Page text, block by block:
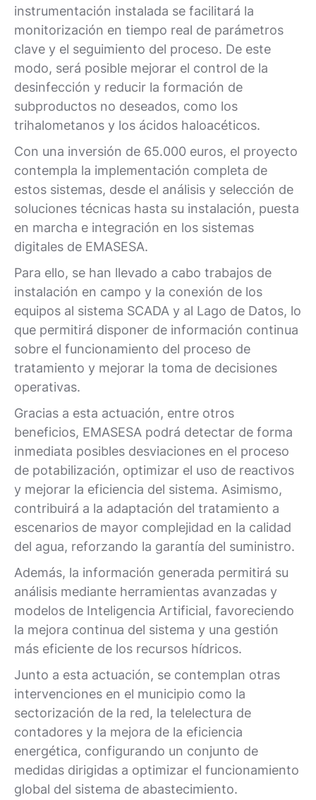
instrumentación instalada se facilitará la
monitorización en tiempo real de parámetros
clave y el seguimiento del proceso. De este
modo, será posible mejorar el control de la
desinfección y reducir la formación de
subproductos no deseados, como los
trihalometanos y los ácidos haloacéticos.
Con una inversión de 65.000 euros, el proyecto
contempla la implementación completa de
estos sistemas, desde el análisis y selección de
soluciones técnicas hasta su instalación, puesta
en marcha e integración en los sistemas
digitales de EMASESA.
Para ello, se han llevado a cabo trabajos de
instalación en campo y la conexión de los
equipos al sistema SCADA y al Lago de Datos, lo
que permitirá disponer de información continua
sobre el funcionamiento del proceso de
tratamiento y mejorar la toma de decisiones
operativas.
Gracias a esta actuación, entre otros
beneficios, EMASESA podrá detectar de forma
inmediata posibles desviaciones en el proceso
de potabilización, optimizar el uso de reactivos
y mejorar la eficiencia del sistema. Asimismo,
contribuirá a la adaptación del tratamiento a
escenarios de mayor complejidad en la calidad
del agua, reforzando la garantía del suministro.
Además, la información generada permitirá su
análisis mediante herramientas avanzadas y
modelos de Inteligencia Artificial, favoreciendo
la mejora continua del sistema y una gestión
más eficiente de los recursos hídricos.
Junto a esta actuación, se contemplan otras
intervenciones en el municipio como la
sectorización de la red, la telelectura de
contadores y la mejora de la eficiencia
energética, configurando un conjunto de
medidas dirigidas a optimizar el funcionamiento
global del sistema de abastecimiento.